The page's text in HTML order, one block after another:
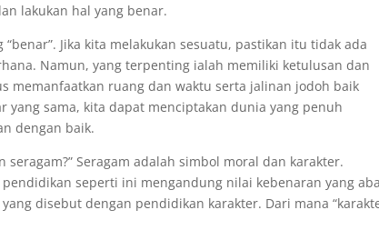
lakukan hal yang benar.
Jika kita melakukan sesuatu, pastikan itu tidak ada
Namun, yang terpenting ialah memiliki ketulusan dan
memanfaatkan ruang dan waktu serta jalinan jodoh baik
yang sama, kita dapat menciptakan dunia yang penuh
dengan baik.
Seragam adalah simbol moral dan karakter.
seperti ini mengandung nilai kebenaran yang
disebut dengan pendidikan karakter. Dari mana